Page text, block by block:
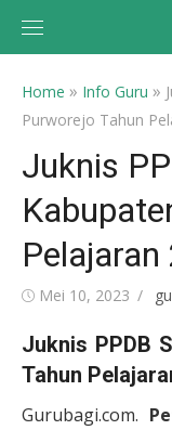
Home » Info Guru »
Purworejo Tahun
Juknis
PostedMei 10, 2023
Juknis PPDB
Tahun
Gurubagi.com.